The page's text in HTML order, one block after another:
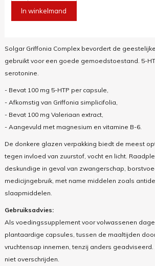
In winkelmand
Solgar Griffonia Complex bevordert de
gebruikt voor een goede gemoedstoestand. 5-
serotonine.
- Bevat 100 mg 5-HTP per capsule,
- Afkomstig van Griffonia simplicifolia,
- Bevat 100 mg Valeriaan extract,
- Aangevuld met magnesium en vitamine B-6.
De donkere glazen verpakking biedt de meest
tegen invloed van zuurstof, vocht en licht.
deskundige in geval van zwangerschap,
medicijngebruik, met name middelen zoals
slaapmiddelen.
Gebruiksadvies:
Als voedingssupplement voor volwassenen
plantaardige capsules, tussen de maaltijden
vruchtensap innemen, tenzij anders
niet overschrijden.